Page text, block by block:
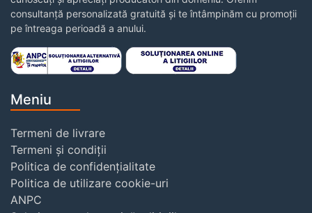
consultanță personalizată gratuită și te întâmpinăm cu promoții
pe întreaga perioadă a anului.
Meniu
Termeni de livrare
Termeni și condiții
Politica de confidențialitate
Politica de utilizare cookie-uri
ANPC